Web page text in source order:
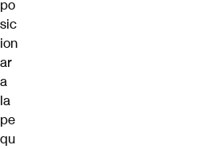
po
sic
ion
ar
a
la
pe
qu